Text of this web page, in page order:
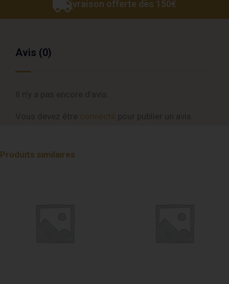
Livraison offerte dès 150€
Avis (0)
connecté
Produits similaires